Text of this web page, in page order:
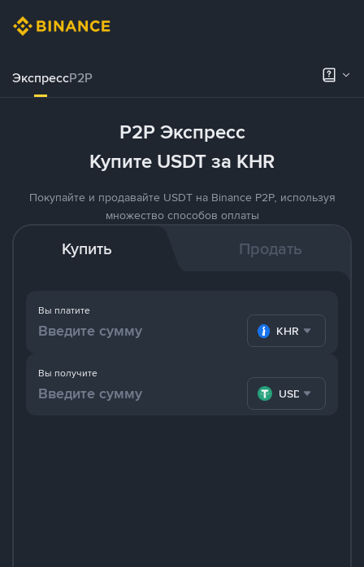
ЭкспрессP2P
P2P Экспресс
Купите USDT за KHR
Покупайте и продавайте USDT на Binance P2P, используя
множество способов оплаты
Купить Продать
Вы платите
KHR
Вы получите
USDT